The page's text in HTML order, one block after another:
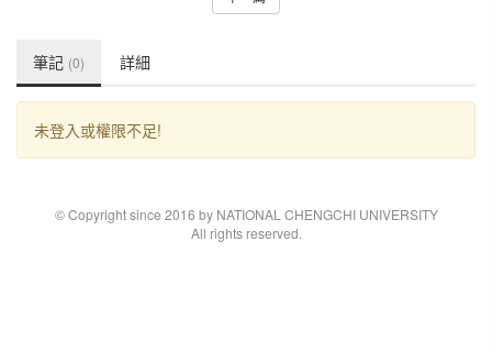
筆記 (0) 詳細
未登入或權限不足!
© Copyright since 2016 by NATIONAL CHENGCHI UNIVERSITY
All rights reserved.